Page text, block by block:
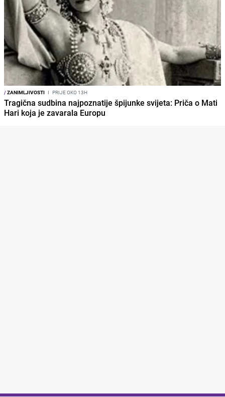
/ZANIMLJIVOSTI I PRIJE OKO 13H
Tragična sudbina najpoznatije špijunke svijeta: Priča o Mati
Hari koja je zavarala Europu